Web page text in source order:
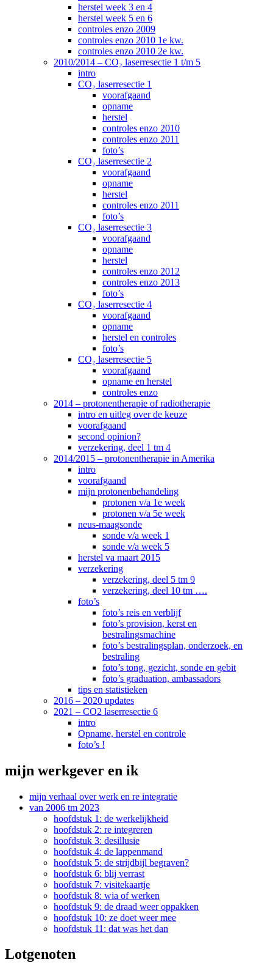
herstel week 3 en 4
herstel week 5 en 6
controles enzo 2009
controles enzo 2010 1e kw.
controles enzo 2010 2e kw.
2010/2014 – CO₂ laserresectie 1 t/m 5
intro
CO₂ laserresectie 1
voorafgaand
opname
herstel
controles enzo 2010
controles enzo 2011
foto’s
CO₂ laserresectie 2
voorafgaand
opname
herstel
controles enzo 2011
foto’s
CO₂ laserresectie 3
voorafgaand
opname
herstel
controles enzo 2012
controles enzo 2013
foto’s
CO₂ laserresectie 4
voorafgaand
opname
herstel en controles
foto’s
CO₂ laserresectie 5
voorafgaand
opname en herstel
controles enzo
2014 – protonentherapie of radiotherapie
intro en uitleg over de keuze
voorafgaand
second opinion?
verzekering, deel 1 tm 4
2014/2015 – protonentherapie in Amerika
intro
voorafgaand
mijn protonenbehandeling
protonen v/a 1e week
protonen v/a 5e week
neus-maagsonde
sonde v/a week 1
sonde v/a week 5
herstel va maart 2015
verzekering
verzekering, deel 5 tm 9
verzekering, deel 10 tm ….
foto’s
foto’s reis en verblijf
foto’s provision, kerst en
bestralingsmachine
foto’s bestralingsplan, onderzoek, en
bestraling
foto’s tong, gezicht, sonde en gebit
foto’s graduation, ambassadors
tips en statistieken
2016 – 2020 updates
2021 – CO2 laserresectie 6
intro
Opname, herstel en controle
foto’s !
mijn werkgever en ik
mijn verhaal over werk en re integratie
van 2006 tm 2023
hoofdstuk 1: de werkelijkheid
hoofdstuk 2: re integreren
hoofdstuk 3: desillusie
hoofdstuk 4: de lappenmand
hoofdstuk 5: de strijdbijl begraven?
hoofdstuk 6: blij verrast
hoofdstuk 7: visitekaartje
hoofdstuk 8: wia of werken
hoofdstuk 9: de draad weer oppakken
hoofdstuk 10: ze doet weer mee
hoofdstuk 11: dat was het dan
Lotgenoten